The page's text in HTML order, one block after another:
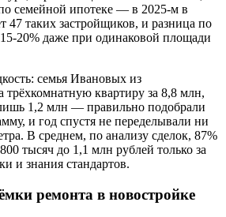
семейной ипотеке — в 2025-м в
47 таких застройщиков, и разница по
20% даже при одинаковой площади
семья Ивановых из
трёхкомнатную квартиру за 8,8 млн,
1,2 млн — правильно подобрали
и год спустя не переделывали ни
В среднем, по анализу сделок, 87%
тысяч до 1,1 млн рублей только за
и знания стандартов.
ремонта в новостройке